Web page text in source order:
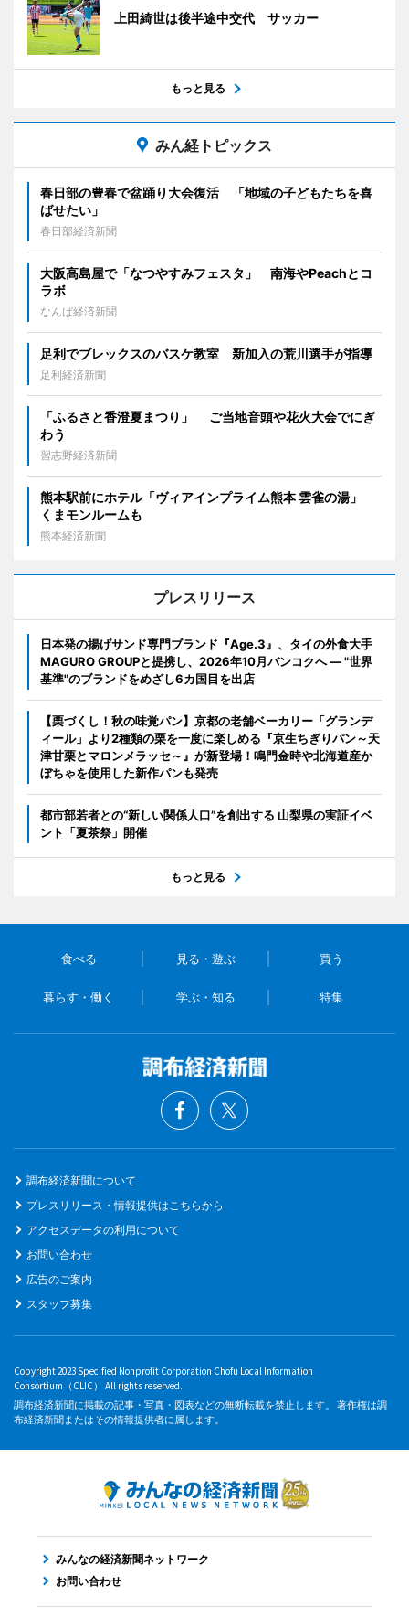
上田綺世は後半途中交代 サッカー
もっと見る
みん経トピックス
春日部の豊春で盆踊り大会復活 「地域の子どもたちを喜
ばせたい」
春日部経済新聞
大阪高島屋で「なつやすみフェスタ」 南海やPeachとコ
ラボ
なんば経済新聞
足利でブレックスのバスケ教室 新加入の荒川選手が指導
足利経済新聞
「ふるさと香澄夏まつり」 ご当地音頭や花火大会でにぎ
わう
習志野経済新聞
熊本駅前にホテル「ヴィアインプライム熊本 雲雀の湯」
くまモンルームも
熊本経済新聞
プレスリリース
日本発の揚げサンド専門ブランド『Age.3』、タイの外食大手
MAGURO GROUPと提携し、2026年10月バンコクへ ― "世界
基準"のブランドをめざし6カ国目を出店
【栗づくし！秋の味覚パン】京都の老舗ベーカリー「グランデ
ィール」より2種類の栗を一度に楽しめる『京生ちぎりパン～天
津甘栗とマロンメラッセ～』が新登場！鳴門金時や北海道産か
ぼちゃを使用した新作パンも発売
都市部若者との“新しい関係人口”を創出する 山梨県の実証イベ
ント「夏茶祭」開催
もっと見る
食べる 見る・遊ぶ 買う
暮らす・働く 学ぶ・知る 特集
調布経済新聞について
プレスリリース・情報提供はこちらから
アクセスデータの利用について
お問い合わせ
広告のご案内
スタッフ募集
Copyright 2023 Specified Nonprofit Corporation Chofu Local Information
Consortium（CLIC） All rights reserved.
調布経済新聞に掲載の記事・写真・図表などの無断転載を禁止します。 著作権は調
布経済新聞またはその情報提供者に属します。
みんなの経済新聞ネットワーク
お問い合わせ